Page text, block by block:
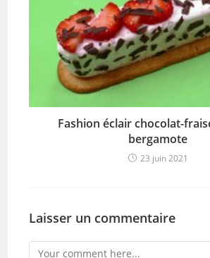
Fashion éclair chocolat-
bergamote
23 juin 2021
Laisser un commentaire